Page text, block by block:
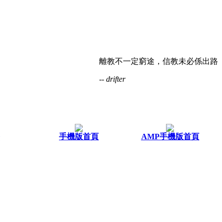
離教不一定窮途，信教未必係出路
-- drifter
手機版首頁 AMP手機版首頁